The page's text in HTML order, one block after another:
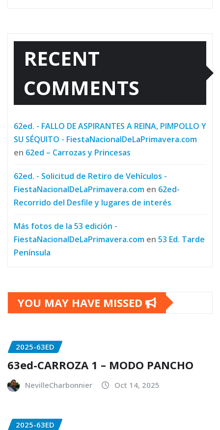
RECENT
COMMENTS
62ed. - FALLO DE ASPIRANTES A REINA, PIMPOLLO Y
SU SÉQUITO - FiestaNacionalDeLaPrimavera.com
en 62ed – Carrozas y Princesas
62ed. - Solicitud de Retiro de Vehículos -
FiestaNacionalDeLaPrimavera.com en 62ed-
Recorrido del Desfile y lugares de interés
Más fotos de la 53 edición -
FiestaNacionalDeLaPrimavera.com en 53 Ed. Tarde
Península
YOU MAY HAVE MISSED
2025-63ED
63ed-CARROZA 1 – MODO PANCHO
NevilleCharbonnier Oct 14, 2025
2025-63ED